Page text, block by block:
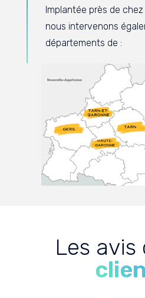
Implantée près de
nous intervenons
départements de :
Les avis